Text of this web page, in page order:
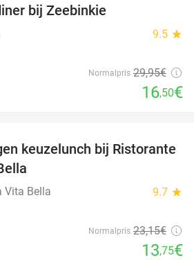
bij Zeebinkie
9.5 star
Normalpris 29,95€
16,50€
41%
keuzelunch bij Ristorante
Vita Bella 9.7 star
Normalpris 23,15€
13,75€